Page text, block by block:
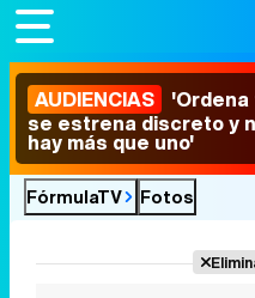
AUDIENCIAS 'Ordena
se estrena discreto y
hay más que uno'
FórmulaTV Fotos